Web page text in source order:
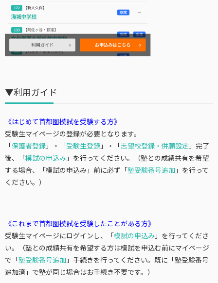
▼利用ガイド
《はじめて首都圏模試を受験する方》
受験生マイページの登録が必要となります。
「保護者登録 」・「受験生登録 」・「志望校登録・併願設定 」完了
後、「模試の申込み 」を行ってください。（塾との成績共有を希望
する場合、「模試の申込み」前に必ず「塾受験番号追加 」を行って
ください。）
《これまで首都圏模試を受験したことがある方》
受験生マイページにログインし、「模試の申込み 」を行ってくださ
い。（塾との成績共有を希望する方は模試を申込む前にマイページ
で「塾受験番号追加 」手続きを行ってください。既に「塾受験番号
追加済」で塾が同じ場合はお手続き不要です。）